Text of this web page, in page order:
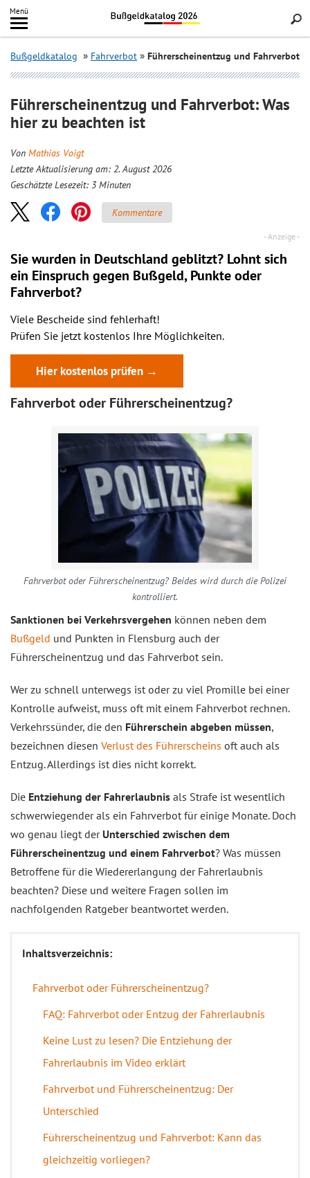
Inhalt
springen
Menü
Search
Bußgeldkatalog Fahrverbot Führerscheinentzug und Fahrverbot
Führerscheinentzug und Fahrverbot: Was
hier zu beachten ist
Von Mathias Voigt
Letzte Aktualisierung am: 2. August 2026
Geschätzte Lesezeit: 3 Minuten
Kommentare
Sie wurden in Deutschland geblitzt? Lohnt sich
ein Einspruch gegen Bußgeld, Punkte oder
Fahrverbot?
Viele Bescheide sind fehlerhaft!
Prüfen Sie jetzt kostenlos Ihre Möglichkeiten.
Hier kostenlos prüfen →
Fahrverbot oder Führerscheinentzug?
Fahrverbot oder Führerscheinentzug? Beides wird durch die Polizei
kontrolliert.
Sanktionen bei Verkehrsvergehen können neben dem
Bußgeld und Punkten in Flensburg auch der
Führerscheinentzug und das Fahrverbot sein.
Wer zu schnell unterwegs ist oder zu viel Promille bei einer
Kontrolle aufweist, muss oft mit einem Fahrverbot rechnen.
Verkehrssünder, die den Führerschein abgeben müssen,
bezeichnen diesen Verlust des Führerscheins oft auch als
Entzug. Allerdings ist dies nicht korrekt.
Die Entziehung der Fahrerlaubnis als Strafe ist wesentlich
schwerwiegender als ein Fahrverbot für einige Monate. Doch
wo genau liegt der Unterschied zwischen dem
Führerscheinentzug und einem Fahrverbot? Was müssen
Betroffene für die Wiedererlangung der Fahrerlaubnis
beachten? Diese und weitere Fragen sollen im
nachfolgenden Ratgeber beantwortet werden.
Inhaltsverzeichnis:
Fahrverbot oder Führerscheinentzug?
FAQ: Fahrverbot oder Entzug der Fahrerlaubnis
Keine Lust zu lesen? Die Entziehung der
Fahrerlaubnis im Video erklärt
Fahrverbot und Führerscheinentzug: Der
Unterschied
Führerscheinentzug und Fahrverbot: Kann das
gleichzeitig vorliegen?